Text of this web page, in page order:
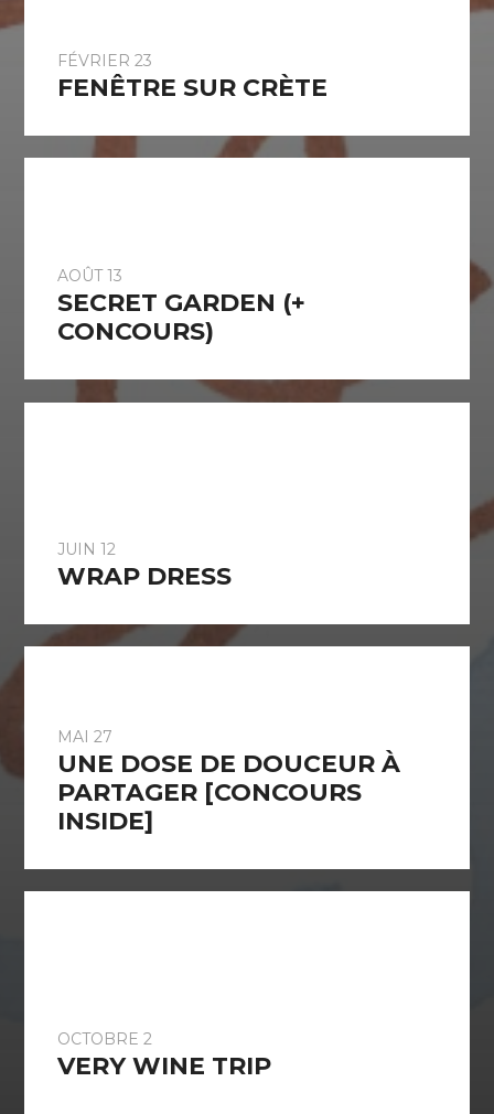
FÉVRIER 23
FENÊTRE SUR CRÈTE
AOÛT 13
SECRET GARDEN (+
CONCOURS)
JUIN 12
WRAP DRESS
MAI 27
UNE DOSE DE DOUCEUR À
PARTAGER [CONCOURS
INSIDE]
OCTOBRE 2
VERY WINE TRIP